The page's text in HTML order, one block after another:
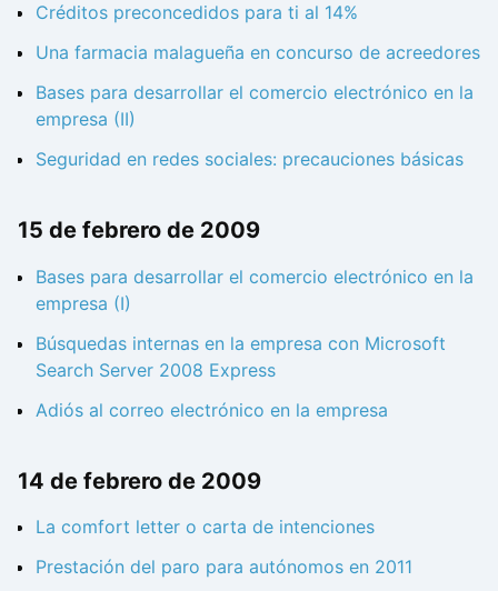
Créditos preconcedidos para ti al 14%
Una farmacia malagueña en concurso de acreedores
Bases para desarrollar el comercio electrónico en la
empresa (II)
Seguridad en redes sociales: precauciones básicas
15 de febrero de 2009
Bases para desarrollar el comercio electrónico en la
empresa (I)
Búsquedas internas en la empresa con Microsoft
Search Server 2008 Express
Adiós al correo electrónico en la empresa
14 de febrero de 2009
La comfort letter o carta de intenciones
Prestación del paro para autónomos en 2011